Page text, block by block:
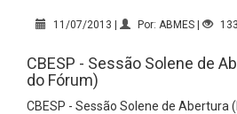
11/07/2013 | Por: ABMES |
CBESP - Sessão Solene de
do Fórum)
CBESP - Sessão Solene de Abertura